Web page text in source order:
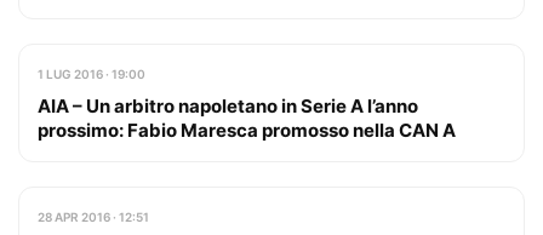
1 LUG 2016 · 19:00
AIA – Un arbitro napoletano in Serie A l’anno
prossimo: Fabio Maresca promosso nella CAN A
28 APR 2016 · 12:51